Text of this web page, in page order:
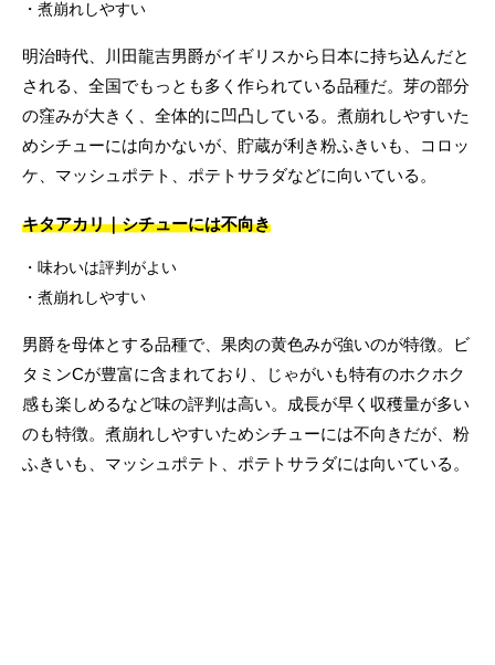
煮崩れしやすい
明治時代、川田龍吉男爵がイギリスから日本に持ち込んだと
される、全国でもっとも多く作られている品種だ。芽の部分
の窪みが大きく、全体的に凹凸している。煮崩れしやすいた
めシチューには向かないが、貯蔵が利き粉ふきいも、コロッ
ケ、マッシュポテト、ポテトサラダなどに向いている。
キタアカリ｜シチューには不向き
味わいは評判がよい
煮崩れしやすい
男爵を母体とする品種で、果肉の黄色みが強いのが特徴。ビ
タミンCが豊富に含まれており、じゃがいも特有のホクホク
感も楽しめるなど味の評判は高い。成長が早く収穫量が多い
のも特徴。煮崩れしやすいためシチューには不向きだが、粉
ふきいも、マッシュポテト、ポテトサラダには向いている。